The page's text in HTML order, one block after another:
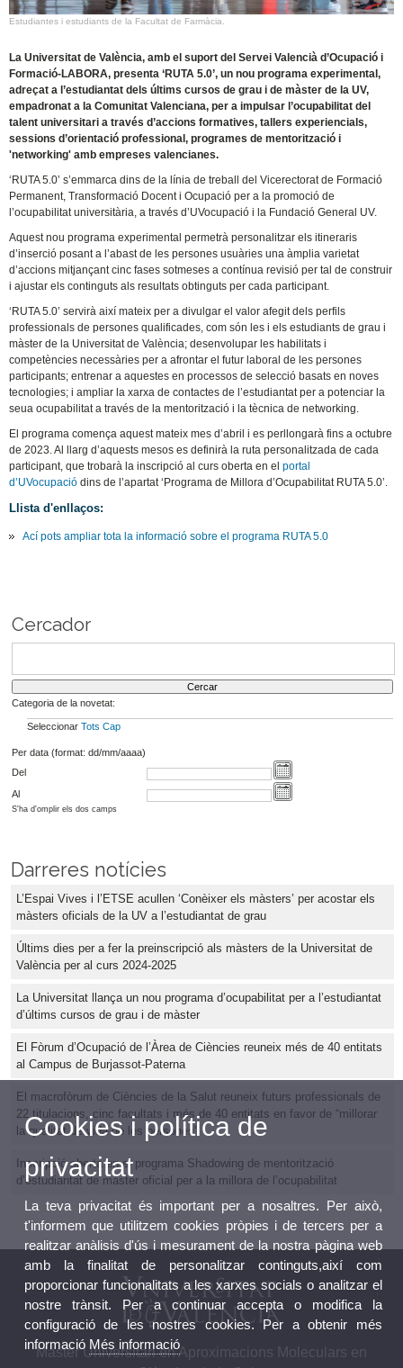
Estudiantes i estudiants de la Facultat de Farmàcia.
La Universitat de València, amb el suport del Servei Valencià d’Ocupació i
Formació-LABORA, presenta ‘RUTA 5.0’, un nou programa experimental,
adreçat a l’estudiantat dels últims cursos de grau i de màster de la UV,
empadronat a la Comunitat Valenciana, per a impulsar l’ocupabilitat del
talent universitari a través d’accions formatives, tallers experiencials,
sessions d’orientació professional, programes de mentorització i
'networking' amb empreses valencianes.
‘RUTA 5.0’ s’emmarca dins de la línia de treball del Vicerectorat de Formació
Permanent, Transformació Docent i Ocupació per a la promoció de
l’ocupabilitat universitària, a través d’UVocupació i la Fundació General UV.
Aquest nou programa experimental permetrà personalitzar els itineraris
d’inserció posant a l’abast de les persones usuàries una àmplia varietat
d’accions mitjançant cinc fases sotmeses a contínua revisió per tal de construir
i ajustar els continguts als resultats obtinguts per cada participant.
‘RUTA 5.0’ servirà així mateix per a divulgar el valor afegit dels perfils
professionals de persones qualificades, com són les i els estudiants de grau i
màster de la Universitat de València; desenvolupar les habilitats i
competències necessàries per a afrontar el futur laboral de les persones
participants; entrenar a aquestes en processos de selecció basats en noves
tecnologies; i ampliar la xarxa de contactes de l’estudiantat per a potenciar la
seua ocupabilitat a través de la mentorització i la tècnica de networking.
El programa comença aquest mateix mes d’abril i es perllongarà fins a octubre
de 2023. Al llarg d’aquests mesos es definirà la ruta personalitzada de cada
participant, que trobarà la inscripció al curs oberta en elportal
d’UVocupació dins de l’apartat ‘Programa de Millora d’Ocupabilitat RUTA 5.0’.
Llista d'enllaços:
Ací pots ampliar tota la informació sobre el programa RUTA 5.0
Cercador
Categoria de la novetat:
Seleccionar Tots Cap
Per data (format: dd/mm/aaaa)
Del
Al
S'ha d'omplir els dos camps
Darreres notícies
L’Espai Vives i l’ETSE acullen ‘Conèixer els màsters’ per acostar els
màsters oficials de la UV a l’estudiantat de grau
Últims dies per a fer la preinscripció als màsters de la Universitat de
València per al curs 2024-2025
La Universitat llança un nou programa d’ocupabilitat per a l’estudiantat
d’últims cursos de grau i de màster
El Fòrum d’Ocupació de l’Àrea de Ciències reuneix més de 40 entitats
al Campus de Burjassot-Paterna
El macrofòrum de Ciències de la Salut reuneix futurs professionals de
22 titulacions, cinc facultats i més de 40 entitats en favor de “millorar
la qualitat de vida de les persones”
Inscripció oberta en el programa Shadowing de mentorització
d’estudiantat de màster oficial per a la millora de l’ocupabilitat
Màster Universitari en Aproximacions Moleculars en
Cookies i política de
privacitat
La teva privacitat és important per a nosaltres. Per això,
t'informem que utilitzem cookies pròpies i de tercers per a
realitzar anàlisis d'ús i mesurament de la nostra pàgina web
amb la finalitat de personalitzar continguts,així com
proporcionar funcionalitats a les xarxes socials o analitzar el
nostre trànsit. Per a continuar accepta o modifica la
configuració de les nostres cookies. Per a obtenir més
informació Més informació